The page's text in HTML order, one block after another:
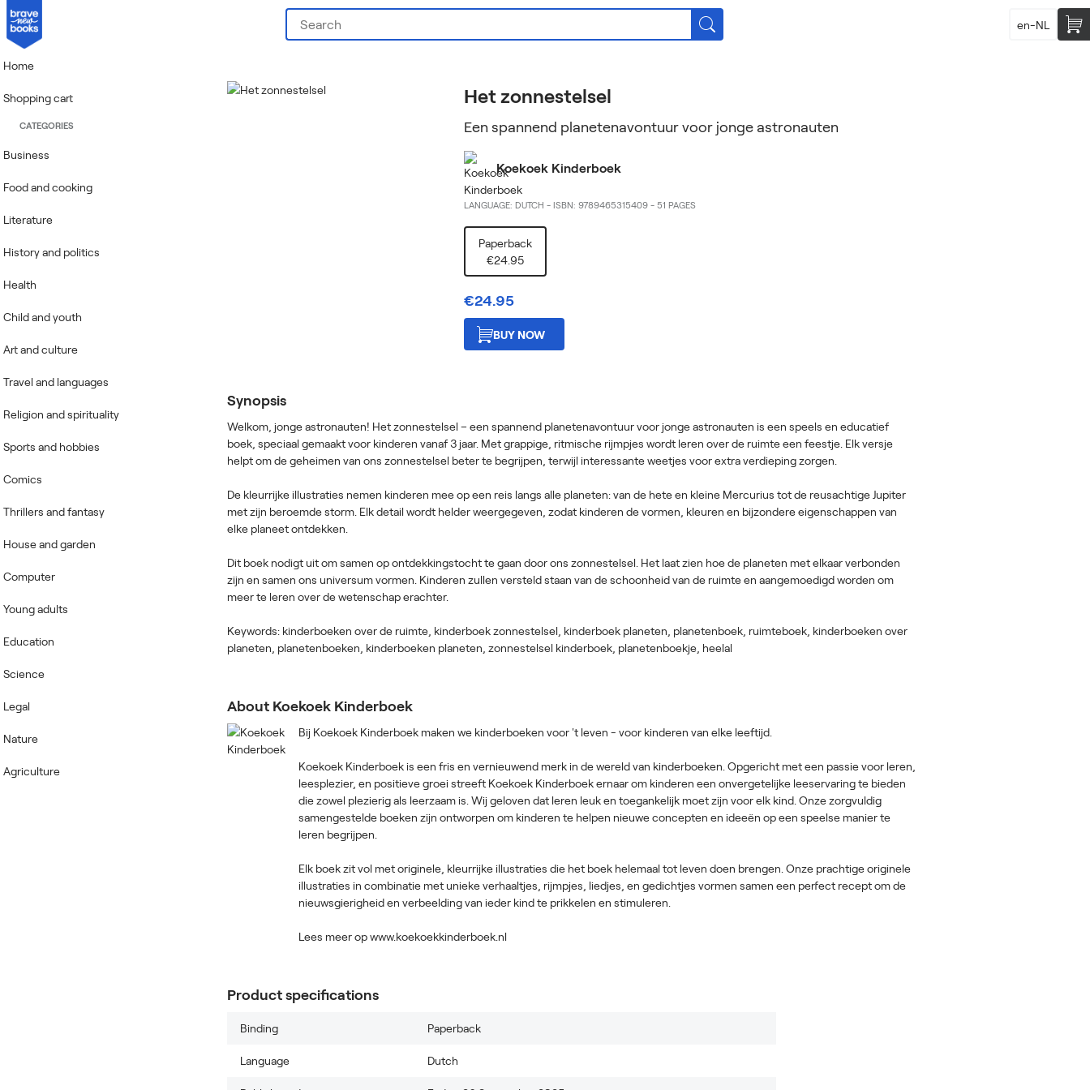
en-NL
Home
Shopping cart
CATEGORIES
Business
Food and cooking
Literature
History and politics
Health
Child and youth
Art and culture
Travel and languages
Religion and spirituality
Sports and hobbies
Comics
Thrillers and fantasy
House and garden
Computer
Young adults
Education
Science
Legal
Nature
Agriculture
Het zonnestelsel
Een spannend planetenavontuur voor jonge astronauten
Koekoek Kinderboek
LANGUAGE: DUTCH - ISBN: 9789465315409 - 51 PAGES
Paperback
€24.95
€24.95
BUY NOW
Synopsis
Welkom, jonge astronauten! Het zonnestelsel – een spannend planetenavontuur voor jonge astronauten is een speels en educatief
boek, speciaal gemaakt voor kinderen vanaf 3 jaar. Met grappige, ritmische rijmpjes wordt leren over de ruimte een feestje. Elk versje
helpt om de geheimen van ons zonnestelsel beter te begrijpen, terwijl interessante weetjes voor extra verdieping zorgen.
De kleurrijke illustraties nemen kinderen mee op een reis langs alle planeten: van de hete en kleine Mercurius tot de reusachtige Jupiter
met zijn beroemde storm. Elk detail wordt helder weergegeven, zodat kinderen de vormen, kleuren en bijzondere eigenschappen van
elke planeet ontdekken.
Dit boek nodigt uit om samen op ontdekkingstocht te gaan door ons zonnestelsel. Het laat zien hoe de planeten met elkaar verbonden
zijn en samen ons universum vormen. Kinderen zullen versteld staan van de schoonheid van de ruimte en aangemoedigd worden om
meer te leren over de wetenschap erachter.
Keywords: kinderboeken over de ruimte, kinderboek zonnestelsel, kinderboek planeten, planetenboek, ruimteboek, kinderboeken over
planeten, planetenboeken, kinderboeken planeten, zonnestelsel kinderboek, planetenboekje, heelal
About Koekoek Kinderboek
Bij Koekoek Kinderboek maken we kinderboeken voor 't leven - voor kinderen van elke leeftijd.
Koekoek Kinderboek is een fris en vernieuwend merk in de wereld van kinderboeken. Opgericht met een passie voor leren,
leesplezier, en positieve groei streeft Koekoek Kinderboek ernaar om kinderen een onvergetelijke leeservaring te bieden
die zowel plezierig als leerzaam is. Wij geloven dat leren leuk en toegankelijk moet zijn voor elk kind. Onze zorgvuldig
samengestelde boeken zijn ontworpen om kinderen te helpen nieuwe concepten en ideeën op een speelse manier te
leren begrijpen.
Elk boek zit vol met originele, kleurrijke illustraties die het boek helemaal tot leven doen brengen. Onze prachtige originele
illustraties in combinatie met unieke verhaaltjes, rijmpjes, liedjes, en gedichtjes vormen samen een perfect recept om de
nieuwsgierigheid en verbeelding van ieder kind te prikkelen en stimuleren.
Lees meer op www.koekoekkinderboek.nl
Product specifications
Binding Paperback
Language Dutch